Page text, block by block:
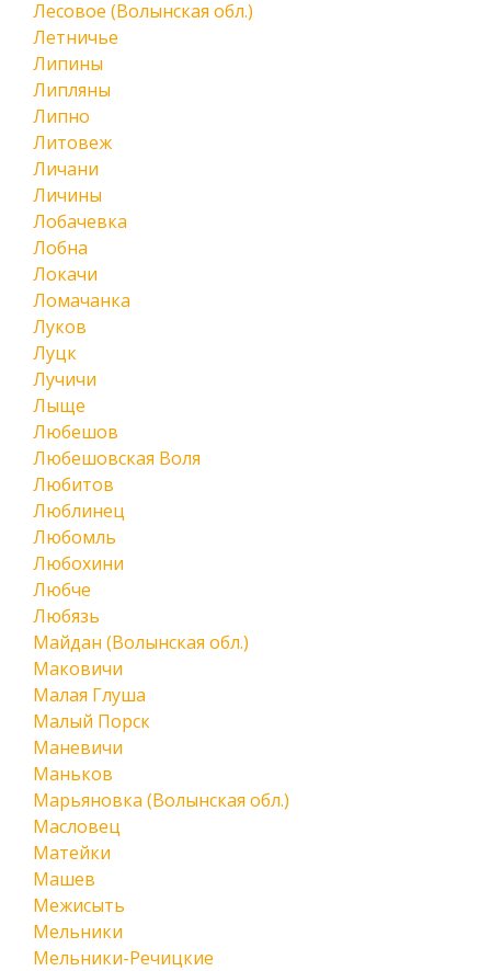
Лесовое (Волынская обл.)
Летничье
Липины
Липляны
Липно
Литовеж
Личани
Личины
Лобачевка
Лобна
Локачи
Ломачанка
Луков
Луцк
Лучичи
Лыще
Любешов
Любешовская Воля
Любитов
Люблинец
Любомль
Любохини
Любче
Любязь
Майдан (Волынская обл.)
Маковичи
Малая Глуша
Малый Порск
Маневичи
Маньков
Марьяновка (Волынская обл.)
Масловец
Матейки
Машев
Межисыть
Мельники
Мельники-Речицкие